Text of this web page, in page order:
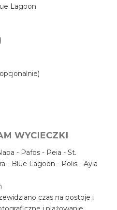
Lagoon
WYCIECZKI
- Pafos - Peia - St.
- Blue Lagoon - Polis - Ayia
czas na postoje i